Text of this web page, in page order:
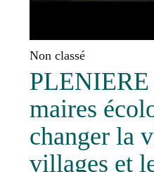
Non classé
PLENIERE
maires
changer la
villages et